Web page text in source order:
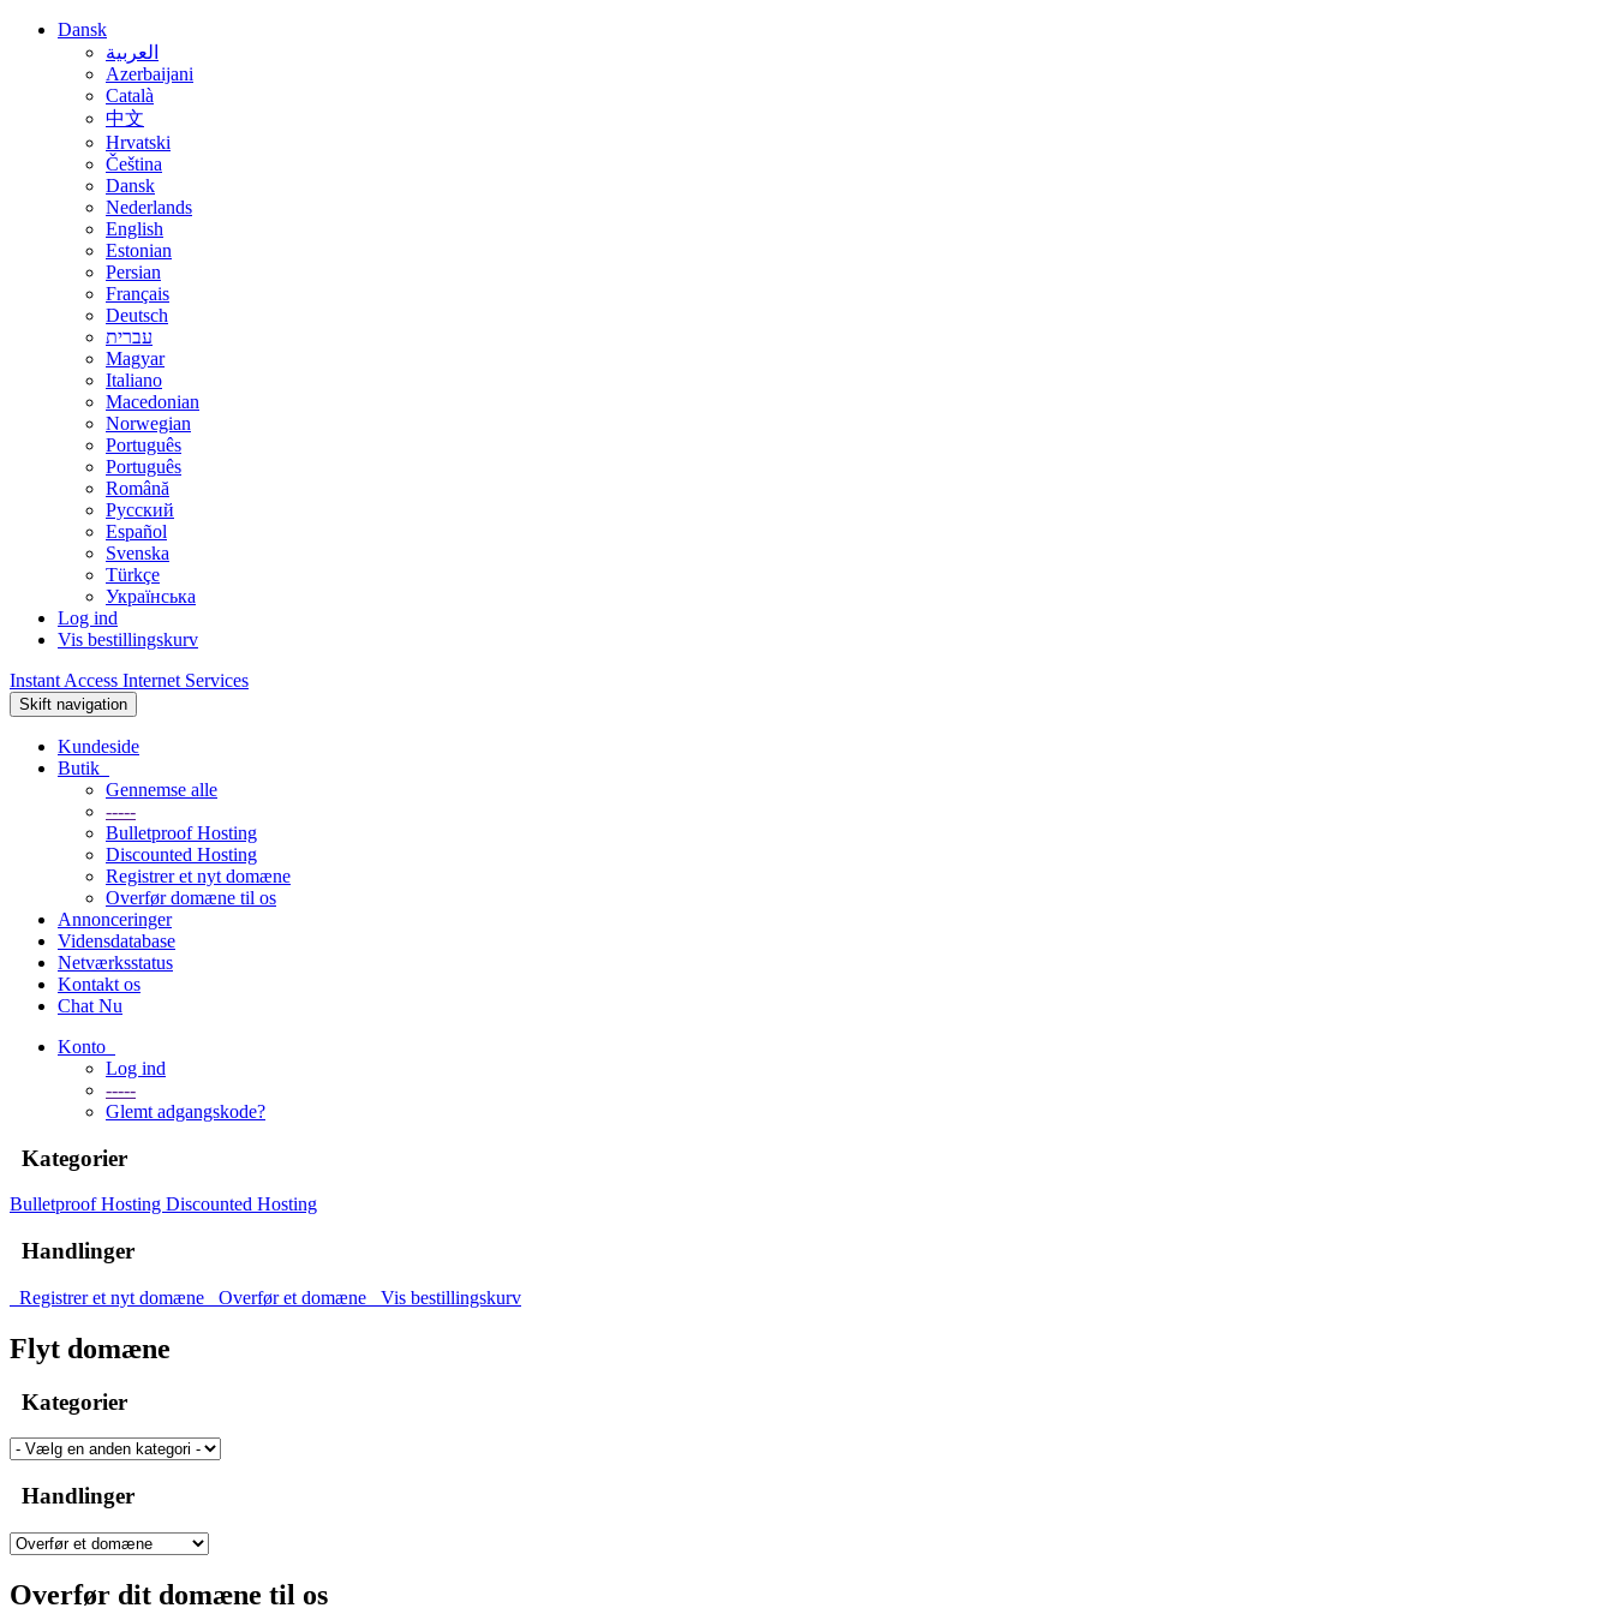
Dansk
العربية
Azerbaijani
Català
中文
Hrvatski
Čeština
Dansk
Nederlands
English
Estonian
Persian
Français
Deutsch
עברית
Magyar
Italiano
Macedonian
Norwegian
Português
Português
Română
Русский
Español
Svenska
Türkçe
Українська
Log ind
Vis bestillingskurv
Instant Access Internet Services
Skift navigation
Kundeside
Butik
Gennemse alle
-----
Bulletproof Hosting
Discounted Hosting
Registrer et nyt domæne
Overfør domæne til os
Annonceringer
Vidensdatabase
Netværksstatus
Kontakt os
Chat Nu
Konto
Log ind
-----
Glemt adgangskode?
Kategorier
Bulletproof Hosting Discounted Hosting
Handlinger
Registrer et nyt domæne Overfør et domæne Vis bestillingskurv
Flyt domæne
Kategorier
Handlinger
Overfør dit domæne til os